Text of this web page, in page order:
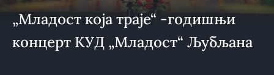
„Младост која траје“ -годишњи
концерт КУД „Младост“ Љубљана